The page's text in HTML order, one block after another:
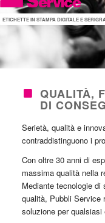
ETICHETTE IN STAMPA DIGITALE E
QUALITÀ,
DI
Serietà, qualità e
contraddistinguono i
Con oltre 30 anni di
massima qualità nella
Mediante tecnologie
qualità, Pubbli Service
soluzione per